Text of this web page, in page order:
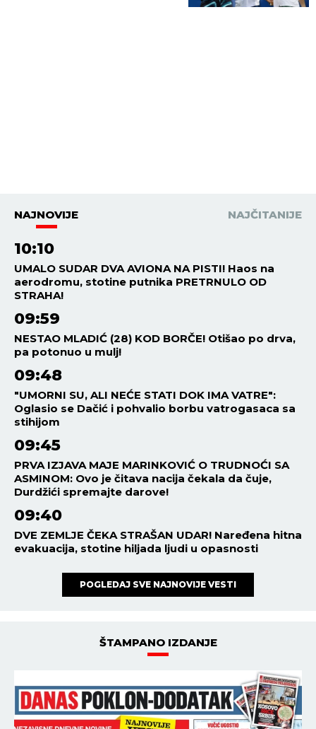
NAJNOVIJE NAJČITANIJE
10:10
UMALO SUDAR DVA AVIONA NA PISTI! Haos na
aerodromu, stotine putnika PRETRNULO OD
STRAHA!
09:59
NESTAO MLADIĆ (28) KOD BORČE! Otišao po drva,
pa potonuo u mulj!
09:48
"UMORNI SU, ALI NEĆE STATI DOK IMA VATRE":
Oglasio se Dačić i pohvalio borbu vatrogasaca sa
stihijom
09:45
PRVA IZJAVA MAJE MARINKOVIĆ O TRUDNOĆI SA
ASMINOM: Ovo je čitava nacija čekala da čuje,
Durdžići spremajte darove!
09:40
DVE ZEMLJE ČEKA STRAŠAN UDAR! Naređena hitna
evakuacija, stotine hiljada ljudi u opasnosti
POGLEDAJ SVE NAJNOVIJE VESTI
ŠTAMPANO IZDANJE